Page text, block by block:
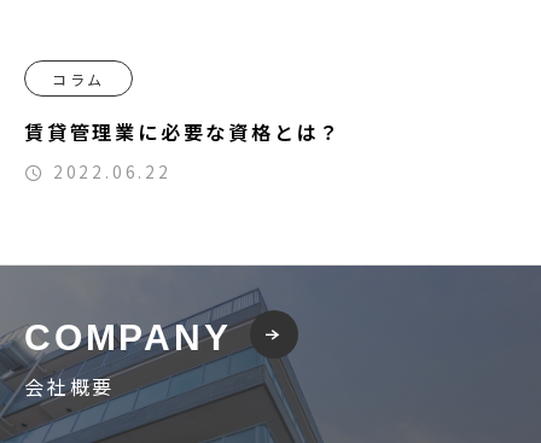
コラム
賃貸管理業に必要な資格とは？
2022.06.22
COMPANY
会社概要